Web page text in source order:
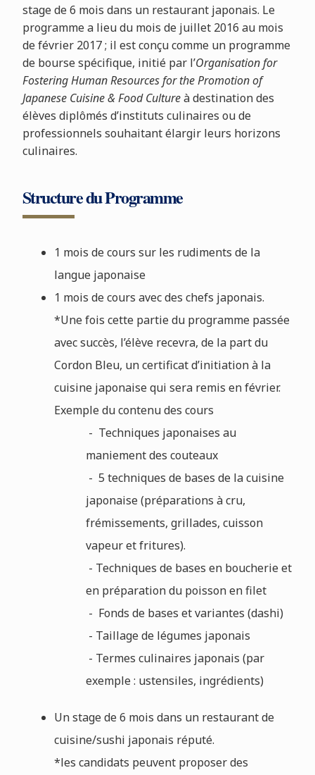
stage de 6 mois dans un restaurant japonais. Le
programme a lieu du mois de juillet 2016 au mois
de février 2017 ; il est conçu comme un programme
de bourse spécifique, initié par l’Organisation for
Fostering Human Resources for the Promotion of
Japanese Cuisine & Food Cultureà destination des
élèves diplômés d’instituts culinaires ou de
professionnels souhaitant élargir leurs horizons
culinaires.
Structure du Programme
1 mois de cours sur les rudiments de la
langue japonaise
1 mois de cours avec des chefs japonais.
*Une fois cette partie du programme passée
avec succès, l’élève recevra, de la part du
Cordon Bleu, un certificat d’initiation à la
cuisine japonaise qui sera remis en février.
Exemple du contenu des cours
- Techniques japonaises au
maniement des couteaux
- 5 techniques de bases de la cuisine
japonaise (préparations à cru,
frémissements, grillades, cuisson
vapeur et fritures).
- Techniques de bases en boucherie et
en préparation du poisson en filet
- Fonds de bases et variantes (dashi)
- Taillage de légumes japonais
- Termes culinaires japonais (par
exemple : ustensiles, ingrédients)
Un stage de 6 mois dans un restaurant de
cuisine/sushi japonais réputé.
*les candidats peuvent proposer des